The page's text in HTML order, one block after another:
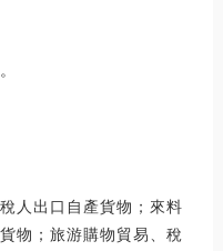
人出口自產貨物；來料
物；旅游購物貿易、稅